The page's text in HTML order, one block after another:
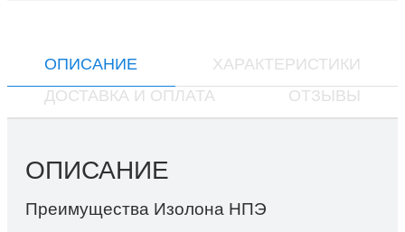
ОПИСАНИЕ
ХАРАКТЕРИСТИКИ
ДОСТАВКА И ОПЛАТА
ОТЗЫВЫ
ОПИСАНИЕ
Преимущества Изолона НПЭ